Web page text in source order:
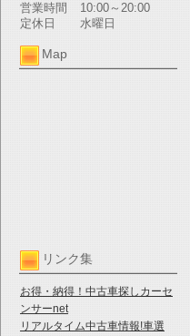
営業時間
10:00～20:00
定休日
水曜日
Map
リンク集
お得・納得！中古車探しカーセ
ンサーnet
リアルタイム中古車情報!車選